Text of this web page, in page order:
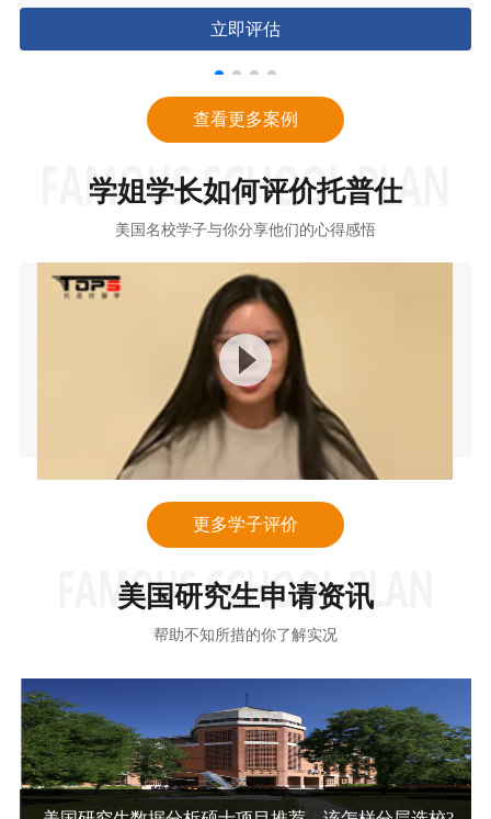
立即评估
查看更多案例
学姐学长如何评价托普仕
美国名校学子与你分享他们的心得感悟
更多学子评价
美国研究生申请资讯
帮助不知所措的你了解实况